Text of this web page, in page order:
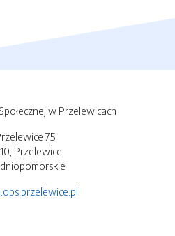
w Przelewicach
75
Przelewice